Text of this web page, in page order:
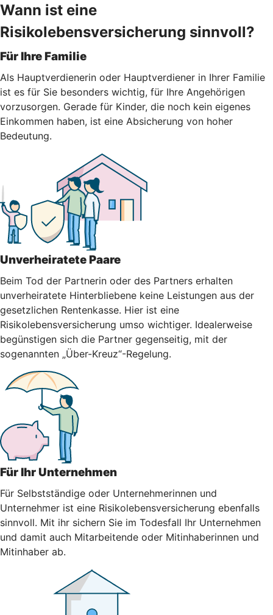
Wann ist eine
Risikolebensversicherung sinnvoll?
Für Ihre Familie
Als Hauptverdienerin oder Hauptverdiener in Ihrer Familie
ist es für Sie besonders wichtig, für Ihre Angehörigen
vorzusorgen. Gerade für Kinder, die noch kein eigenes
Einkommen haben, ist eine Absicherung von hoher
Bedeutung.
Unverheiratete Paare
Beim Tod der Partnerin oder des Partners erhalten
unverheiratete Hinterbliebene keine Leistungen aus der
gesetzlichen Rentenkasse. Hier ist eine
Risikolebensversicherung umso wichtiger. Idealerweise
begünstigen sich die Partner gegenseitig, mit der
sogenannten „Über-Kreuz“-Regelung.
Für Ihr Unternehmen
Für Selbstständige oder Unternehmerinnen und
Unternehmer ist eine Risikolebensversicherung ebenfalls
sinnvoll. Mit ihr sichern Sie im Todesfall Ihr Unternehmen
und damit auch Mitarbeitende oder Mitinhaberinnen und
Mitinhaber ab.